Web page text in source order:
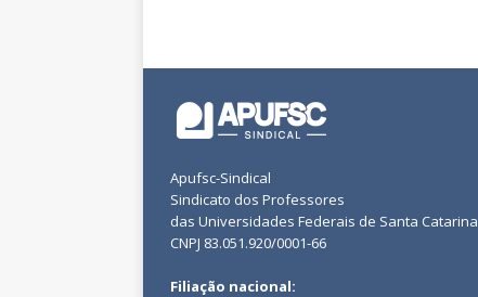
Apufsc-Sindical
Sindicato dos Professores
das Universidades Federais de Santa Catarina
CNPJ 83.051.920/0001-66
Filiação nacional: